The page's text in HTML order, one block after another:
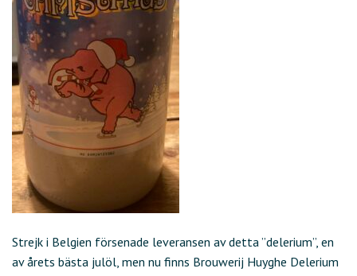
Strejk i Belgien försenade leveransen av detta ”delerium”, en
av årets bästa julöl, men nu finns Brouwerij Huyghe Delerium